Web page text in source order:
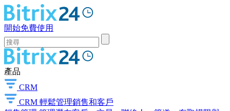
開始免費使用
產品
CRM
CRM 輕鬆管理銷售和客戶